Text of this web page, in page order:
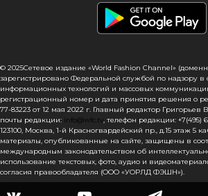
пользователям, предоставляя
информацию, запоминая предпочтения
сайта, вы подтверждаете свое согласие
файлов cookie в соответствии с
в отношении данного типа файлов. Если
с тем, чтобы мы использовали данный
то вы должны соответствующим
настройки вашего браузера или не
© 2025Сетевое издание «World Fashion Channel»
зарегистрировано Федеральной службой по надзору в
информационных технологий и массовых
регистрационный номер и дата принятия решения о
77-83223 от 12 мая 2022 г. Главный редактор Григорьев
почты редакции: info@wfc.tv, телефон редакции: +7(495)
123100, Москва, 1-й Красногвардейский пр., д.15 этаж 5
материалы, опубликованные на сайте, защищены в
международным законодательством об
использование текстовых, фото, аудио и
согласия правообладателя (ООО «УОРЛД ФЭШН»).